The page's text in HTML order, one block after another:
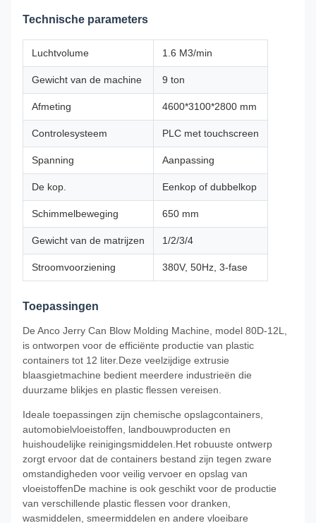
Technische parameters
Luchtvolume 1.6 M3/min
Gewicht van de machine 9 ton
Afmeting 4600*3100*2800 mm
Controlesysteem PLC met touchscreen
Spanning Aanpassing
De kop. Eenkop of dubbelkop
Schimmelbeweging 650 mm
Gewicht van de matrijzen 1/2/3/4
Stroomvoorziening 380V, 50Hz, 3-fase
Toepassingen
De Anco Jerry Can Blow Molding Machine, model 80D-12L,
is ontworpen voor de efficiënte productie van plastic
containers tot 12 liter.Deze veelzijdige extrusie
blaasgietmachine bedient meerdere industrieën die
duurzame blikjes en plastic flessen vereisen.
Ideale toepassingen zijn chemische opslagcontainers,
automobielvloeistoffen, landbouwproducten en
huishoudelijke reinigingsmiddelen.Het robuuste ontwerp
zorgt ervoor dat de containers bestand zijn tegen zware
omstandigheden voor veilig vervoer en opslag van
vloeistoffenDe machine is ook geschikt voor de productie
van verschillende plastic flessen voor dranken,
wasmiddelen, smeermiddelen en andere vloeibare